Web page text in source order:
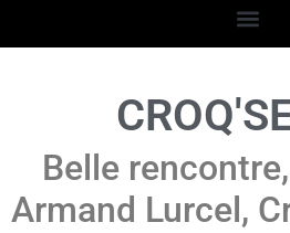
Belle
Armand Lurcel,